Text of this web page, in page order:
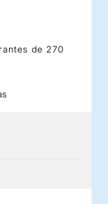
de 270